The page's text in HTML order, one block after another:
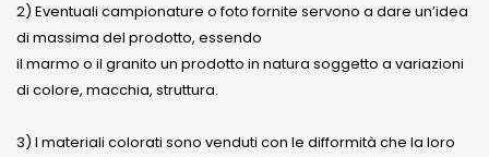
2) Eventuali campionature o foto fornite servono a dare un’idea
di massima del prodotto, essendo
il marmo o il granito un prodotto in natura soggetto a variazioni
di colore, macchia, struttura.
3) I materiali colorati sono venduti con le difformità che la loro